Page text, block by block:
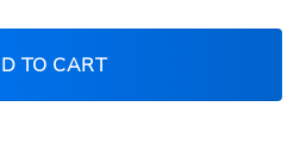
TO CART